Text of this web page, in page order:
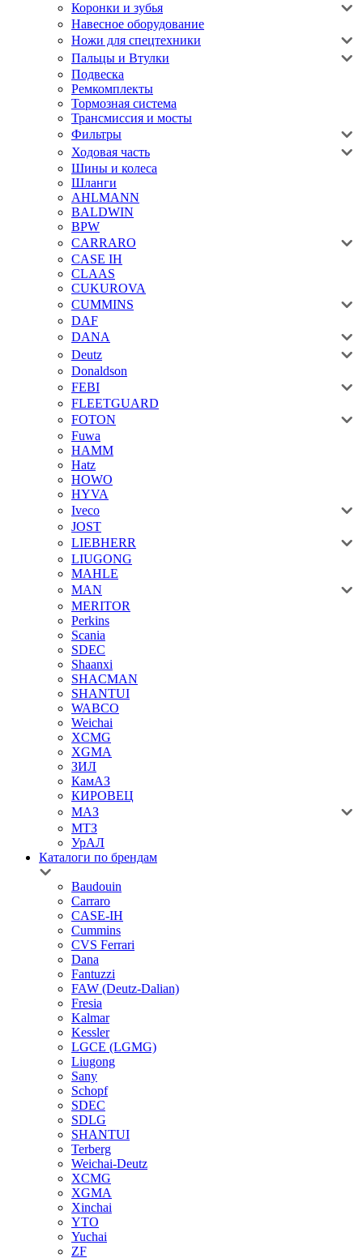
Коронки и зубья
Навесное оборудование
Ножи для спецтехники
Пальцы и Втулки
Подвеска
Ремкомплекты
Тормозная система
Трансмиссия и мосты
Фильтры
Ходовая часть
Шины и колеса
Шланги
AHLMANN
BALDWIN
BPW
CARRARO
CASE IH
CLAAS
CUKUROVA
CUMMINS
DAF
DANA
Deutz
Donaldson
FEBI
FLEETGUARD
FOTON
Fuwa
HAMM
Hatz
HOWO
HYVA
Iveco
JOST
LIEBHERR
LIUGONG
MAHLE
MAN
MERITOR
Perkins
Scania
SDEC
Shaanxi
SHACMAN
SHANTUI
WABCO
Weichai
XCMG
XGMA
ЗИЛ
КамАЗ
КИРОВЕЦ
МАЗ
МТЗ
УрАЛ
Каталоги по брендам
Baudouin
Carraro
CASE-IH
Cummins
CVS Ferrari
Dana
Fantuzzi
FAW (Deutz-Dalian)
Fresia
Kalmar
Kessler
LGCE (LGMG)
Liugong
Sany
Schopf
SDEC
SDLG
SHANTUI
Terberg
Weichai-Deutz
XCMG
XGMA
Xinchai
YTO
Yuchai
ZF